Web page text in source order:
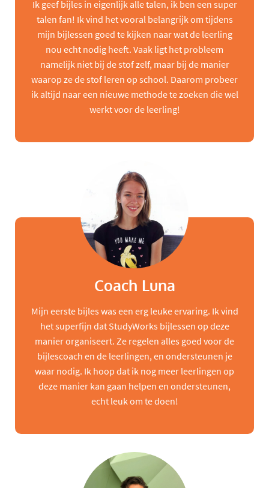
Ik geef bijles in eigenlijk alle talen, ik ben een super
talen fan! Ik vind het vooral belangrijk om tijdens
mijn bijlessen goed te kijken naar wat de leerling
nou echt nodig heeft. Vaak ligt het probleem
namelijk niet bij de stof zelf, maar bij de manier
waarop ze de stof leren op school. Daarom probeer
ik altijd naar een nieuwe methode te zoeken die wel
werkt voor de leerling!
Coach Luna
Mijn eerste bijles was een erg leuke ervaring. Ik vind
het superfijn dat StudyWorks bijlessen op deze
manier organiseert. Ze regelen alles goed voor de
bijlescoach en de leerlingen, en ondersteunen je
waar nodig. Ik hoop dat ik nog meer leerlingen op
deze manier kan gaan helpen en ondersteunen,
echt leuk om te doen!